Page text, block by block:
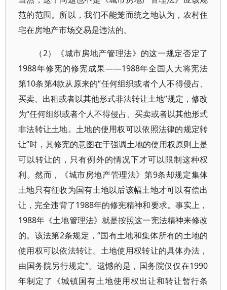
范的范围。所以，我们不能笼而统之地认为，农村住
宅在房地产市场交易是违法的。
（2）《城市房地产管理法》的这一规定否定了
1988年修宪的修宪成果——1988年全国人大将宪法
第10条第4款从原来的“任何组织或者个人不得侵占、
买卖、出租或者以其他形式非法转让土地”规定，修改
为“任何组织或者个人不得侵占、买卖或者以其他形式
非法转让土地。土地的使用权可以依照法律的规定转
让”时，其修宪的意图在于强调土地的使用权原则上是
可以转让的，只有例外的情况下才可以限制这种权
利。然而，《城市房地产管理法》第9条却规定集体
土地只有征收为国有土地以后该幅土地才可以有偿出
让，完全违背了1988年的修宪精神和要求。事实上，
1988年《土地管理法》就是按照这一宪法精神来修改
的。该法第2条规定，“国有土地和集体所有的土地的
使用权可以依法转让。土地使用权转让的具体办法，
由国务院另行规定”。遗憾的是，国务院仅仅在1990
年制定了《城镇国有土地使用权出让和转让暂行条